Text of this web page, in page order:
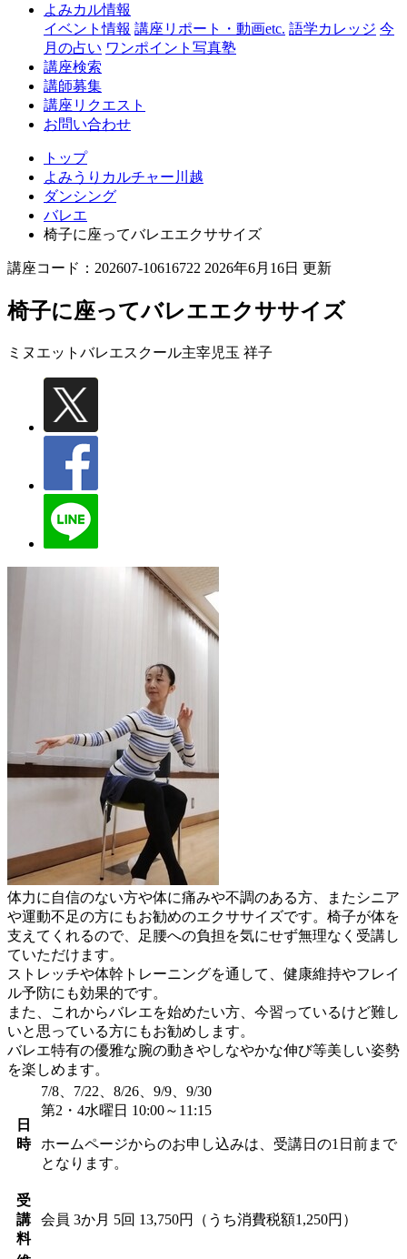
よみカル情報
イベント情報 講座リポート・動画etc. 語学カレッジ 今
月の占い ワンポイント写真塾
講座検索
講師募集
講座リクエスト
お問い合わせ
トップ
よみうりカルチャー川越
ダンシング
バレエ
椅子に座ってバレエエクササイズ
講座コード：202607-10616722 2026年6月16日 更新
椅子に座ってバレエエクササイズ
ミヌエットバレエスクール主宰児玉 祥子
体力に自信のない方や体に痛みや不調のある方、またシニア
や運動不足の方にもお勧めのエクササイズです。椅子が体を
支えてくれるので、足腰への負担を気にせず無理なく受講し
ていただけます。
ストレッチや体幹トレーニングを通して、健康維持やフレイ
ル予防にも効果的です。
また、これからバレエを始めたい方、今習っているけど難し
いと思っている方にもお勧めします。
バレエ特有の優雅な腕の動きやしなやかな伸び等美しい姿勢
を楽しめます。
日
時
7/8、7/22、8/26、9/9、9/30
第2・4水曜日 10:00～11:15
ホームページからのお申し込みは、受講日の1日前まで
となります。
受
講
料
会員 3か月 5回 13,750円（うち消費税額1,250円）